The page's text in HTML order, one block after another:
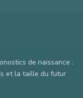
de naissance :
et la taille du futur